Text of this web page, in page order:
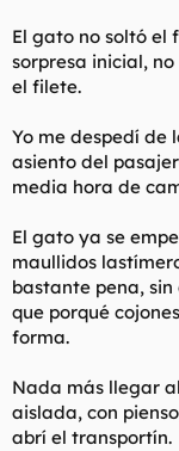
El gato no soltó el
sorpresa inicial,
el filete.
Yo me despedí de
asiento del
media hora de
El gato ya se
maullidos
bastante pena,
que porqué
forma.
Nada más llegar
aislada, con
abrí el transportín.